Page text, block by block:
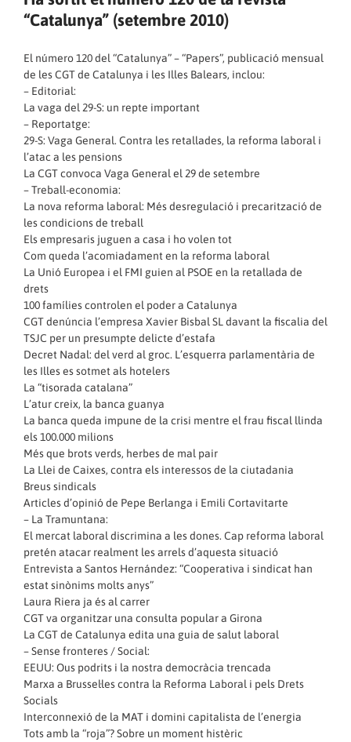
“Catalunya” (setembre 2010)
El número 120 del “Catalunya” – “Papers”, publicació mensual
de les CGT de Catalunya i les Illes Balears, inclou:
– Editorial:
La vaga del 29-S: un repte important
– Reportatge:
29-S: Vaga General. Contra les retallades, la reforma laboral i
l’atac a les pensions
La CGT convoca Vaga General el 29 de setembre
– Treball-economia:
La nova reforma laboral: Més desregulació i precarització de
les condicions de treball
Els empresaris juguen a casa i ho volen tot
Com queda l’acomiadament en la reforma laboral
La Unió Europea i el FMI guien al PSOE en la retallada de
drets
100 famílies controlen el poder a Catalunya
CGT denúncia l’empresa Xavier Bisbal SL davant la fiscalia del
TSJC per un presumpte delicte d’estafa
Decret Nadal: del verd al groc. L’esquerra parlamentària de
les Illes es sotmet als hotelers
La “tisorada catalana”
L’atur creix, la banca guanya
La banca queda impune de la crisi mentre el frau fiscal llinda
els 100.000 milions
Més que brots verds, herbes de mal pair
La Llei de Caixes, contra els interessos de la ciutadania
Breus sindicals
Articles d’opinió de Pepe Berlanga i Emili Cortavitarte
– La Tramuntana:
El mercat laboral discrimina a les dones. Cap reforma laboral
pretén atacar realment les arrels d’aquesta situació
Entrevista a Santos Hernández: “Cooperativa i sindicat han
estat sinònims molts anys”
Laura Riera ja és al carrer
CGT va organitzar una consulta popular a Girona
La CGT de Catalunya edita una guia de salut laboral
– Sense fronteres / Social:
EEUU: Ous podrits i la nostra democràcia trencada
Marxa a Brussel·les contra la Reforma Laboral i pels Drets
Socials
Interconnexió de la MAT i domini capitalista de l’energia
Tots amb la “roja”? Sobre un moment histèric